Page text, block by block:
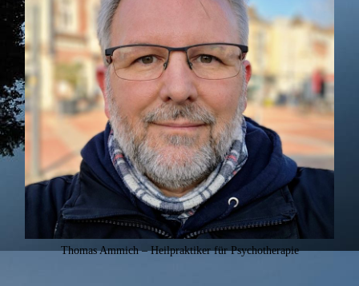
Thomas Ammich – Heilpraktiker für Psychotherapie